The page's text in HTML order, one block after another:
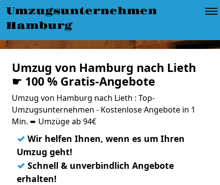
Umzugsunternehmen
Hamburg
Umzug von Hamburg nach Lieth
☛ 100 % Gratis-Angebote
Umzug von Hamburg nach Lieth : Top-
Umzugsunternehmen - Kostenlose Angebote in 1
Min. ➨ Umzüge ab 94€
✓ Wir helfen Ihnen, wenn es um Ihren
Umzug geht!
✓ Schnell & unverbindlich Angebote
erhalten!